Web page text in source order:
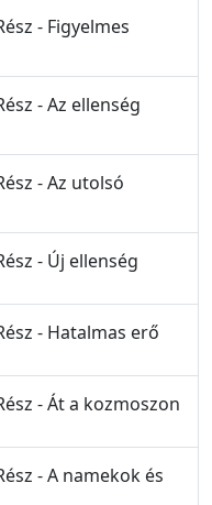
- Figyelmes
- Az ellenség
- Az utolsó
- Új ellenség
- Hatalmas erő
- Át a kozmoszon
- A namekok és